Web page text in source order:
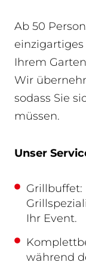
Ab 50
Ihrem
Wir
sodass Sie
müssen.
Unser
Grillbuffet:
Ihr Event.
während